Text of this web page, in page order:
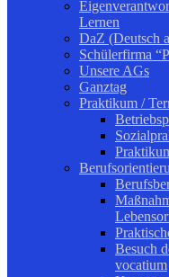
Lernen
DaZ (Deutsch
Schülerfirma
Unsere AGs
Ganztag
Praktikum /
Besuch
vocatium